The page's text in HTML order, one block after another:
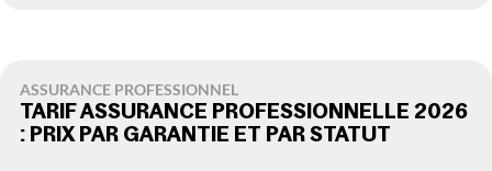
ASSURANCE PROFESSIONNEL
TARIF ASSURANCE PROFESSIONNELLE 2026
: PRIX PAR GARANTIE ET PAR STATUT